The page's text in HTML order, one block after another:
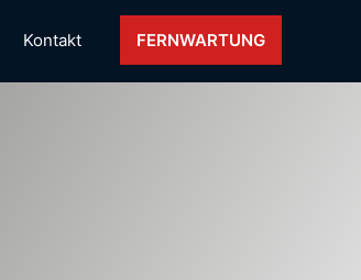
Kontakt FERNWARTUNG